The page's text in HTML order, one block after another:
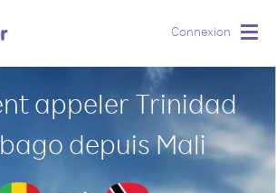
Connexion
appeler Trinidad
depuis Mali